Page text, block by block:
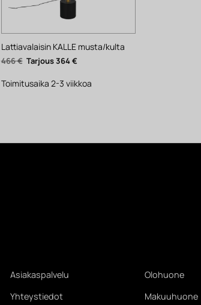
Lattiavalaisin KALLE musta/kulta
466€ Alkuperäinen
hinta
466 €.
364€
364 €.
Toimitusaika 2-3 viikkoa
Asiakaspalvelu
Yhteystiedot
Olohuone
Makuuhuone